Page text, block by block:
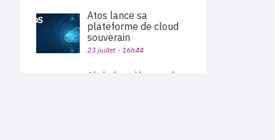
Atos lance sa
plateforme de cloud
souverain
23 juillet - 16h44
Alphabet dépasse les